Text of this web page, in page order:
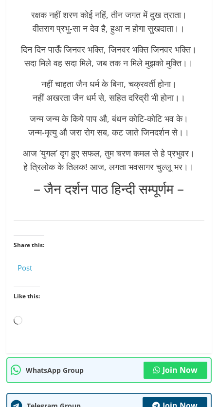
रक्षक नहीं शरण कोई नहिं, तीन जगत में दुख त्राता।
वीतराग प्रभु-सा न देव है, हुआ न होगा सुखदाता।।
दिन दिन पाऊँ जिनवर भक्ति, जिनवर भक्ति जिनवर भक्ति।
सदा मिले वह सदा मिले, जब तक न मिले मुझको मुक्ति।।
नहीं चाहता जैन धर्म के बिना, चक्रवर्ती होना।
नहीं अखरता जैन धर्म से, सहित दरिद्री भी होना।।
जन्म जन्म के किये पाप औ, बंधन कोटि-कोटि भव के।
जन्म-मृत्यु औ जरा रोग सब, कट जाते जिनदर्शन से।।
आज ‘युगल’ दृग हुए सफल, तुम चरण कमल से हे प्रभुवर।
हे त्रिलोक के तिलक! आज, लगता भवसागर चुल्लू भर।।
– जैन दर्शन पाठ हिन्दी सम्पूर्णम –
Share this:
Post
Like this:
Loading…
WhatsApp Group Join Now